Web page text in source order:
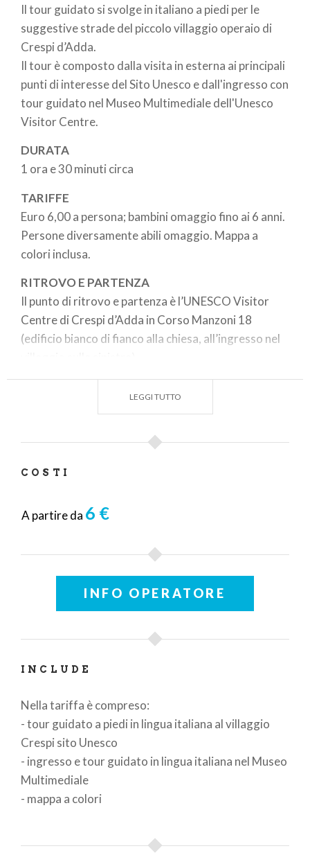
Il tour guidato si svolge in italiano a piedi per le
suggestive strade del piccolo villaggio operaio di
Crespi d’Adda.
Il tour è composto dalla visita in esterna ai principali
punti di interesse del Sito Unesco e dall'ingresso con
tour guidato nel Museo Multimediale dell'Unesco
Visitor Centre.
DURATA
1 ora e 30 minuti circa
TARIFFE
Euro 6,00 a persona; bambini omaggio fino ai 6 anni.
Persone diversamente abili omaggio. Mappa a
colori inclusa.
RITROVO E PARTENZA
Il punto di ritrovo e partenza è l’UNESCO Visitor
Centre di Crespi d’Adda in Corso Manzoni 18
(edificio bianco di fianco alla chiesa, all’ingresso nel
shop.visitcrespi.it
LEGGI TUTTO
COSTI
A partire da 6 €
INFO OPERATORE
INCLUDE
Nella tariffa è compreso:
- tour guidato a piedi in lingua italiana al villaggio
Crespi sito Unesco
- ingresso e tour guidato in lingua italiana nel Museo
Multimediale
- mappa a colori